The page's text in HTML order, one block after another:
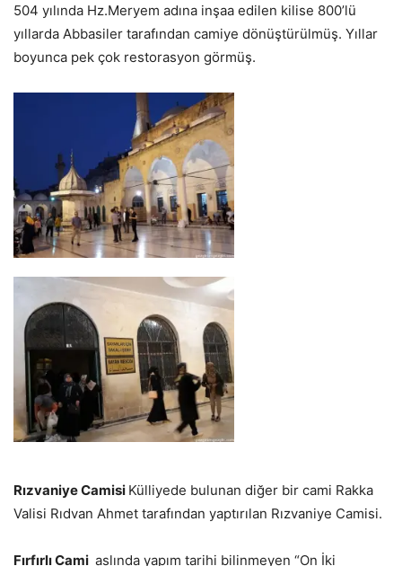
504 yılında Hz.Meryem adına inşaa edilen kilise 800’lü
yıllarda Abbasiler tarafından camiye dönüştürülmüş. Yıllar
boyunca pek çok restorasyon görmüş.
Rızvaniye Camisi Külliyede bulunan diğer bir cami Rakka
Valisi Rıdvan Ahmet tarafından yaptırılan Rızvaniye Camisi.
Fırfırlı Cami aslında yapım tarihi bilinmeyen “On İki